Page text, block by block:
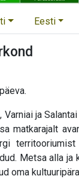
Eesti
Varniai ja
matkarajalt
Metsa alla ja
oma